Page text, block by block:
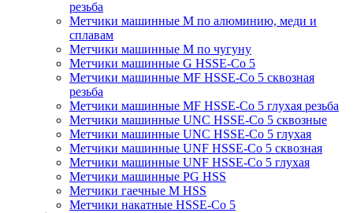
резьба
Метчики машинные M по алюминию, меди и
сплавам
Метчики машинные M по чугуну
Метчики машинные G HSSE-Co 5
Метчики машинные MF HSSE-Co 5 сквозная
резьба
Метчики машинные MF HSSE-Co 5 глухая резьба
Метчики машинные UNC HSSE-Co 5 сквозные
Метчики машинные UNC HSSE-Co 5 глухая
Метчики машинные UNF HSSE-Co 5 сквозная
Метчики машинные UNF HSSE-Co 5 глухая
Метчики машинные PG HSS
Метчики гаечные M HSS
Метчики накатные HSSE-Co 5